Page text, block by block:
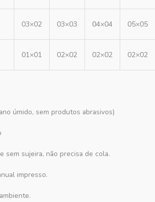
03×02 03×03 04×04 05×05
01×01 02×02 02×02 02×02
úmido, sem produtos abrasivos)
sem sujeira, não precisa de cola.
impresso.